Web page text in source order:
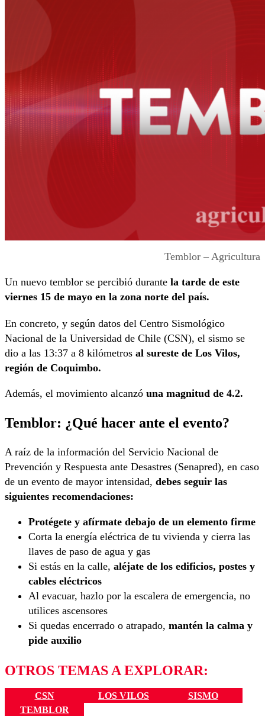
Temblor – Agricultura
Un nuevo temblor se percibió durante la tarde de este
viernes 15 de mayo en la zona norte del país.
En concreto, y según datos del Centro Sismológico
Nacional de la Universidad de Chile (CSN), el sismo se
dio a las 13:37 a 8 kilómetros al sureste de Los Vilos,
región de Coquimbo.
Además, el movimiento alcanzó una magnitud de 4.2.
Temblor: ¿Qué hacer ante el evento?
A raíz de la información del Servicio Nacional de
Prevención y Respuesta ante Desastres (Senapred), en caso
de un evento de mayor intensidad, debes seguir las
siguientes recomendaciones:
Protégete y afírmate debajo de un elemento firme
Corta la energía eléctrica de tu vivienda y cierra las
llaves de paso de agua y gas
Si estás en la calle, aléjate de los edificios, postes y
cables eléctricos
Al evacuar, hazlo por la escalera de emergencia, no
utilices ascensores
Si quedas encerrado o atrapado, mantén la calma y
pide auxilio
OTROS TEMAS A EXPLORAR:
CSN LOS VILOS
SISMO
TEMBLOR